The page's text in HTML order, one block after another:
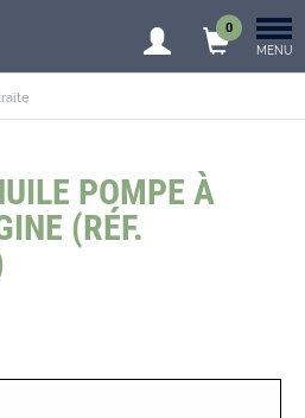
0
MENU
POMPE À
(RÉF.